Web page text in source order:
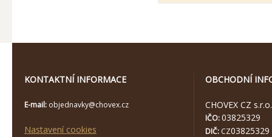
KONTAKTNÍ INFORMACE
E-mail: objednavky@chovex.cz
Nastavení cookies
OBCHODNÍ
CHOVEX CZ s.r.o.
IČO:03825329
DIČ: CZ03825329